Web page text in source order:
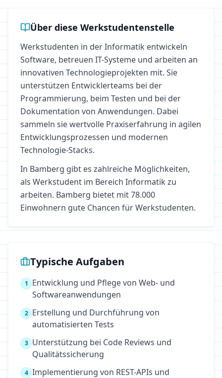
Über diese Werkstudentenstelle
Werkstudenten in der Informatik entwickeln
Software, betreuen IT-Systeme und arbeiten an
innovativen Technologieprojekten mit. Sie
unterstützen Entwicklerteams bei der
Programmierung, beim Testen und bei der
Dokumentation von Anwendungen. Dabei
sammeln sie wertvolle Praxiserfahrung in agilen
Entwicklungsprozessen und modernen
Technologie-Stacks.
In Bamberg gibt es zahlreiche Möglichkeiten,
als Werkstudent im Bereich Informatik zu
arbeiten. Bamberg bietet mit 78.000
Einwohnern gute Chancen für Werkstudenten.
Typische Aufgaben
1
Entwicklung und Pflege von Web- und
Softwareanwendungen
2 Erstellung und Durchführung von
automatisierten Tests
3 Unterstützung bei Code Reviews und
Qualitätssicherung
4 Implementierung von REST-APIs und